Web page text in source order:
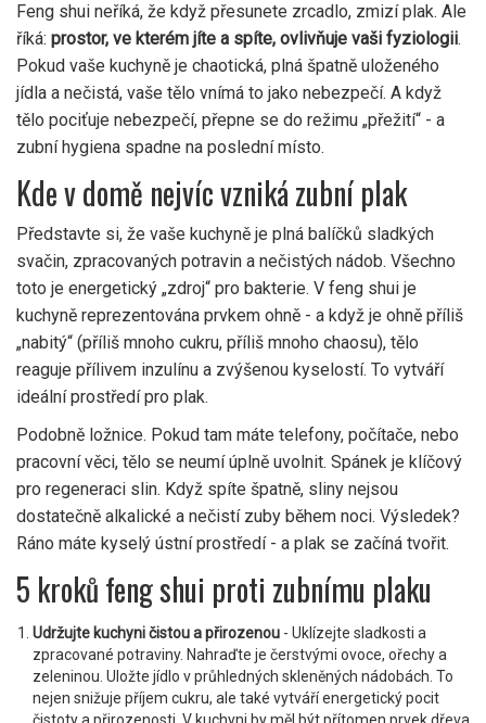
Feng shui neříká, že když přesunete zrcadlo, zmizí plak. Ale
říká: prostor, ve kterém jíte a spíte, ovlivňuje vaši fyziologii.
Pokud vaše kuchyně je chaotická, plná špatně uloženého
jídla a nečistá, vaše tělo vnímá to jako nebezpečí. A když
tělo pociťuje nebezpečí, přepne se do režimu „přežití“ - a
zubní hygiena spadne na poslední místo.
Kde v domě nejvíc vzniká zubní plak
Představte si, že vaše kuchyně je plná balíčků sladkých
svačin, zpracovaných potravin a nečistých nádob. Všechno
toto je energetický „zdroj“ pro bakterie. V feng shui je
kuchyně reprezentována prvkem ohně - a když je ohně příliš
„nabitý“ (příliš mnoho cukru, příliš mnoho chaosu), tělo
reaguje přílivem inzulínu a zvýšenou kyselostí. To vytváří
ideální prostředí pro plak.
Podobně ložnice. Pokud tam máte telefony, počítače, nebo
pracovní věci, tělo se neumí úplně uvolnit. Spánek je klíčový
pro regeneraci slin. Když spíte špatně, sliny nejsou
dostatečně alkalické a nečistí zuby během noci. Výsledek?
Ráno máte kyselý ústní prostředí - a plak se začíná tvořit.
5 kroků feng shui proti zubnímu plaku
Udržujte kuchyni čistou a přirozenou - Uklízejte sladkosti a
zpracované potraviny. Nahraďte je čerstvými ovoce, ořechy a
zeleninou. Uložte jídlo v průhledných skleněných nádobách. To
nejen snižuje příjem cukru, ale také vytváří energetický pocit